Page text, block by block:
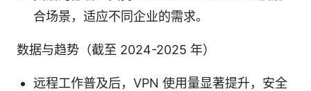
合场景，适应不同企业的需求。
数据与趋势（截至 2024-2025 年）
远程工作普及后，VPN 使用量显著提升，安全